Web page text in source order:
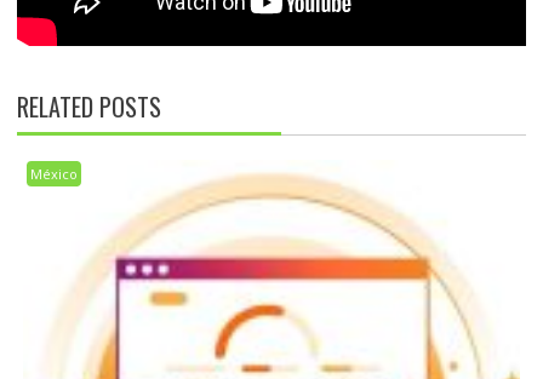
RELATED POSTS
México